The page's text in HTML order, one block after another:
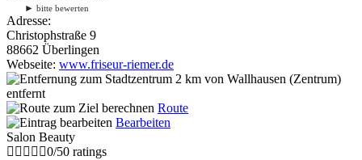
► bitte bewerten
Adresse:
Christophstraße 9
88662 Überlingen
Webseite: www.friseur-riemer.de
2 km von Wallhausen (Zentrum)
entfernt
Route
Bearbeiten
Salon Beauty
0/50 ratings